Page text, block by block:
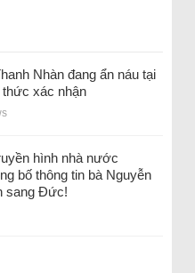
Nhàn đang ẩn náu tại
xác nhận
hình nhà nước
bố thông tin bà Nguyễn
sang Đức!